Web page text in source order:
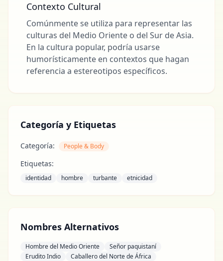
Contexto Cultural
Comúnmente se utiliza para representar las
culturas del Medio Oriente o del Sur de Asia.
En la cultura popular, podría usarse
humorísticamente en contextos que hagan
referencia a estereotipos específicos.
Categoría y Etiquetas
Categoría: People & Body
Etiquetas:
identidad hombre turbante etnicidad
Nombres Alternativos
Hombre del Medio Oriente
Señor paquistaní
Erudito Indio
Caballero del Norte de África